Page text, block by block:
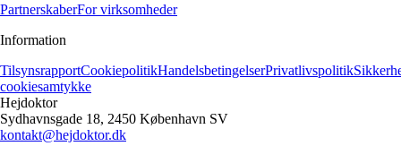
PartnerskaberFor virksomheder
Information
TilsynsrapportCookiepolitikHandelsbetingelserPrivatlivspolitik
cookiesamtykke
Hejdoktor
Sydhavnsgade 18, 2450 København SV
kontakt@hejdoktor.dk